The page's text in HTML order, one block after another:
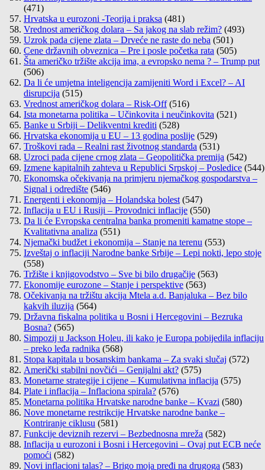
(471)
Hrvatska u eurozoni -Teorija i praksa (481)
Vrednost američkog dolara – Sa jakog na slab režim? (493)
Uzrok pada cijene zlata – Drveće ne raste do neba (501)
Cene državnih obveznica – Pre i posle početka rata (505)
Šta američko tržište akcija ima, a evropsko nema ? – Trump put
(506)
Da li će umjetna inteligencija zamijeniti Word i Excel? – AI
disrupcija (515)
Vrednost američkog dolara – Risk-Off (516)
Ista monetarna politika – Učinkovita i neučinkovita (521)
Banke u Srbiji – Delikventni krediti (528)
Hrvatska ekonomija u EU – 13 godina poslije (529)
Troškovi rada – Realni rast životnog standarda (531)
Uzroci pada cijene crnog zlata – Geopolitička premija (542)
Izmene kapitalnih zahteva u Republici Srpskoj – Posledice (544)
Ekonomska očekivanja na primjeru njemačkog gospodarstva –
Signal i odredište (546)
Energenti i ekonomija – Holandska bolest (547)
Inflacija u EU i Rusiji – Provodnici inflacije (550)
Da li će Evropska centralna banka promeniti kamatne stope –
Kvalitativna analiza (551)
Njemački budžet i ekonomija – Stanje na terenu (553)
Izveštaj o inflaciji Narodne banke Srbije – Lepi nokti, lepo stoje
(558)
Tržište i knjigovodstvo – Sve bi bilo drugačije (563)
Ekonomije eurozone – Stanje i perspektive (563)
Očekivanja na tržištu akcija Mtela a.d. Banjaluka – Bez bilo
kakvih iluzija (564)
Državna fiskalna politika u Bosni i Hercegovini – Bezruka
Bosna? (565)
Simpozij u Jackson Holeu, ili kako je Europa pobijedila inflaciju
– preko leđa radnika (568)
Stopa kapitala u bosanskim bankama – Za svaki slučaj (572)
Američki stabilni novčići – Genijalni akt? (575)
Monetarne strategije i cijene – Kumulativna inflacija (575)
Plate i inflacija – Inflaciona spirala? (576)
Monetarna politika Hrvatske narodne banke – Kvazi (580)
Nove monetarne restrikcije Hrvatske narodne banke –
Kontriranje ciklusu (581)
Funkcije deviznih rezervi – Bezbednosna mreža (582)
Inflacija u eurozoni i Bosni i Hercegovini – Ovaj put ECB neće
pomoći (582)
Novi inflacioni talas? – Brigo moja pređi na drugoga (583)